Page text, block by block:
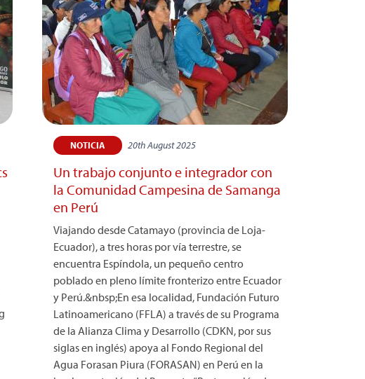
NOTICIA 20th August 2025
Un trabajo conjunto e integrador con
la Comunidad Campesina de Samanga
en Perú
Viajando desde Catamayo (provincia de Loja-
Ecuador), a tres horas por vía terrestre, se
encuentra Espíndola, un pequeño centro
poblado en pleno límite fronterizo entre Ecuador
y Perú.&nbsp;En esa localidad, Fundación Futuro
Latinoamericano (FFLA) a través de su Programa
de la Alianza Clima y Desarrollo (CDKN, por sus
siglas en inglés) apoya al Fondo Regional del
Agua Forasan Piura (FORASAN) en Perú en la